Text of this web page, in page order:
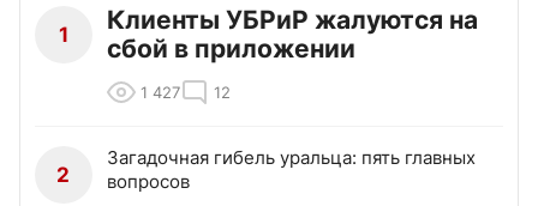
1
Клиенты УБРиР жалуются на
сбой в приложении
1 427 12
2
Загадочная гибель уральца: пять главных
вопросов